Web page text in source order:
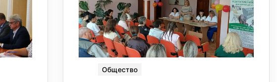
Общество